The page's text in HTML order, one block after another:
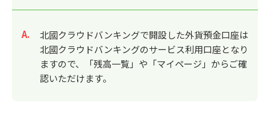
回答
北國クラウドバンキングで開設した外貨預金口座は
北國クラウドバンキングのサービス利用口座となり
ますので、「残高一覧」や「マイページ」からご確
認いただけます。